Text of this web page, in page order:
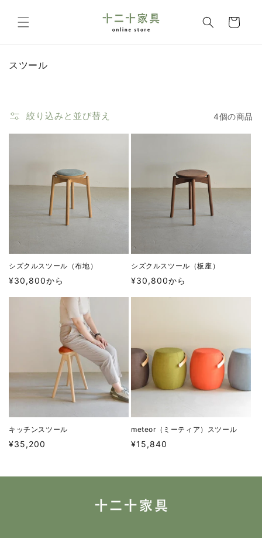
進む
ー
コ
ョ
ン
:
スツール
絞り込みと並び替え 4個の商品
シズクルスツール（布地）
通
常
¥30,800から
シズクルスツール（板座）
通
常
¥30,800から
キッチンスツール
通
¥35,200
meteor（ミーティア）スツール
通
¥15,840